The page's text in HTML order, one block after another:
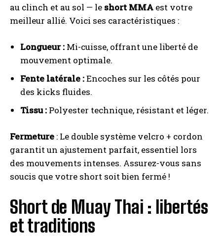
au clinch et au sol — le short MMA est votre
meilleur allié. Voici ses caractéristiques :
Longueur : Mi-cuisse, offrant une liberté de
mouvement optimale.
Fente latérale :Encoches sur les côtés pour
des kicks fluides.
Tissu : Polyester technique, résistant et léger.
Fermeture : Le double système velcro + cordon
garantit un ajustement parfait, essentiel lors
des mouvements intenses. Assurez-vous sans
soucis que votre short soit bien fermé !
Short de Muay Thai : libertés
et traditions